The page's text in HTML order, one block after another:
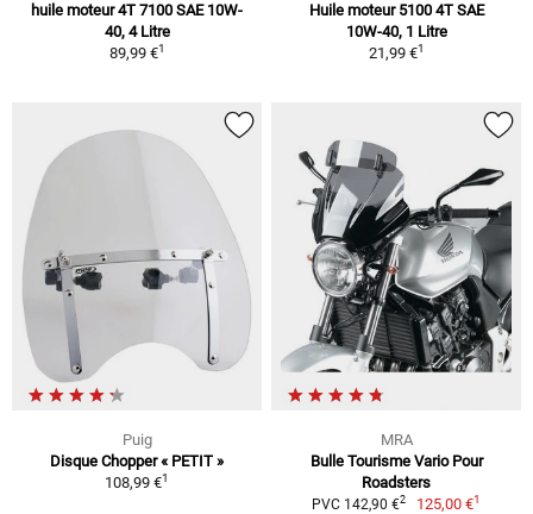
huile moteur 4T 7100 SAE 10W-
40, 4 Litre
89,99 €1
Huile moteur 5100 4T SAE
10W-40, 1 Litre
21,99 €1
Puig
Disque Chopper « PETIT »
108,99 €1
MRA
Bulle Tourisme Vario Pour
Roadsters
PVC 142,90 €2 125,00 €1